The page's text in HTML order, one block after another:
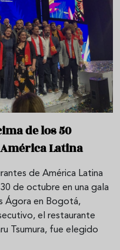
de los 50
Latina
de América Latina
de octubre en una gala
Ágora en Bogotá,
el restaurante
Tsumura, fue elegido